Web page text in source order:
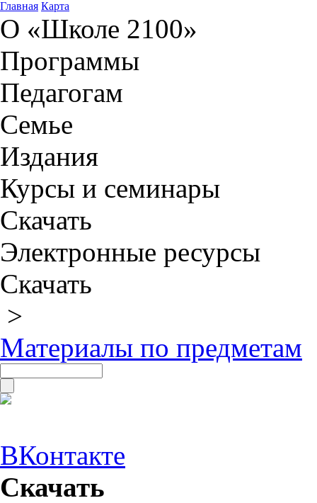
Главная Карта
О «Школе 2100»
Программы
Педагогам
Семье
Издания
Курсы и семинары
Скачать
Электронные ресурсы
Скачать
>
Материалы по предметам
ВКонтакте
Скачать